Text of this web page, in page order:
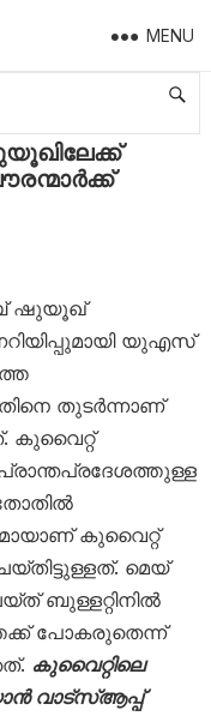
MENU
അമേരിക്കൻ പൗരന്മാർക്ക് മുന്നറിയിപ്പ്
ഷുയൂഖ്
യുഎസ്
തുടർന്നാണ്
കുവൈറ്റ്
കുവൈറ്റ്
മെയ്
ബുള്ളറ്റിനിൽ
പോകരുതെന്ന്
കുവൈറ്റിലെ
വാട്‌സ്ആപ്പ്